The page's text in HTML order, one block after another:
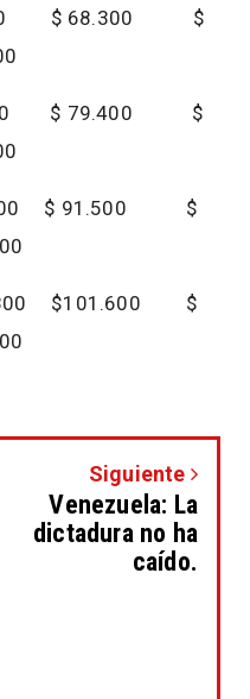
$ 68.300 $
$ 79.400 $
$ 91.500 $
$101.600 $
Siguiente
Venezuela: La
dictadura no ha
caído.